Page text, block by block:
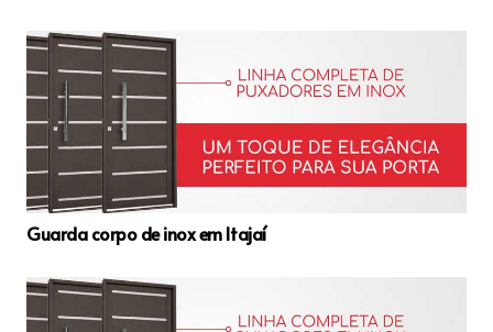
Guarda corpo de inox em Itajaí